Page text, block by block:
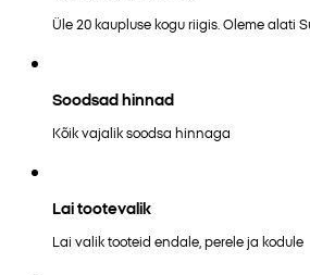
Üle 20 kaupluse kogu riigis. Oleme alati
Soodsad hinnad
Kõik vajalik soodsa hinnaga
Lai tootevalik
Lai valik tooteid endale, perele ja kodule